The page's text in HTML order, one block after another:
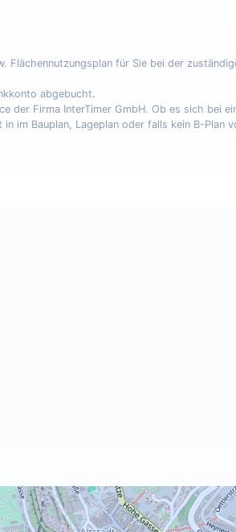
Flächennutzungsplan für Sie bei der
abgebucht.
Firma InterTimer GmbH. Ob es sich bei
im Bauplan, Lageplan oder falls kein B-Plan